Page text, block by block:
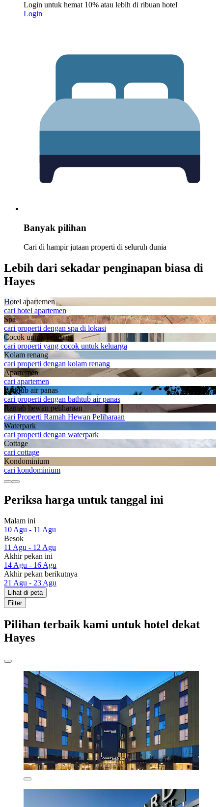
Login untuk hemat 10% atau lebih di ribuan hotel
Login
Banyak pilihan
Cari di hampir jutaan properti di seluruh dunia
Lebih dari sekadar penginapan biasa di
Hayes
Hotel apartemen
cari hotel apartemen
Spa
cari properti dengan spa di lokasi
Cocok untuk keluarga
cari properti yang cocok untuk keluarga
Kolam renang
cari properti dengan kolam renang
Apartemen
cari apartemen
Bathtub air panas
cari properti dengan bathtub air panas
Ramah hewan peliharaan
cari Properti Ramah Hewan Peliharaan
Waterpark
cari properti dengan waterpark
Cottage
cari cottage
Kondominium
cari kondominium
Periksa harga untuk tanggal ini
Malam ini
10 Agu - 11 Agu
Besok
11 Agu - 12 Agu
Akhir pekan ini
14 Agu - 16 Agu
Akhir pekan berikutnya
21 Agu - 23 Agu
Lihat di peta
Filter
Pilihan terbaik kami untuk hotel dekat
Hayes